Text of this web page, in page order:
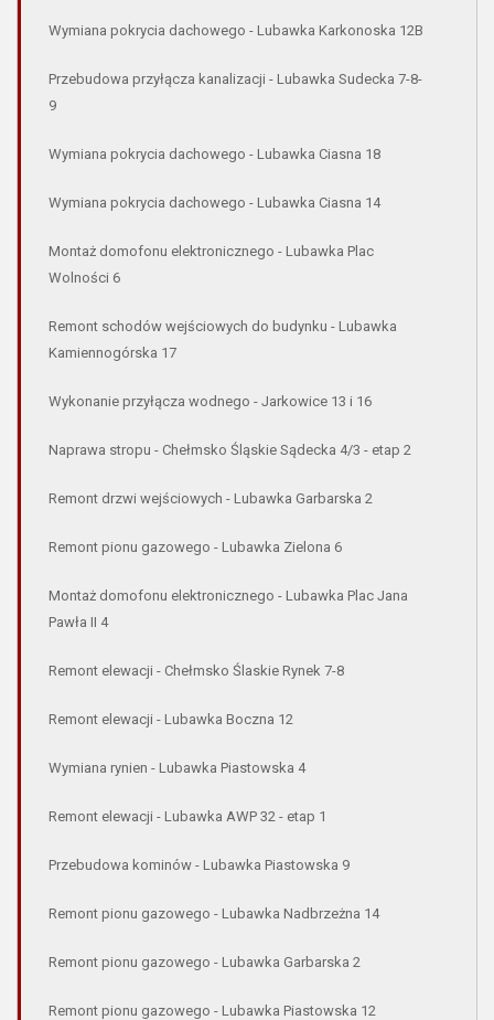
Wymiana pokrycia dachowego - Lubawka Karkonoska 12B
Przebudowa przyłącza kanalizacji - Lubawka Sudecka 7-8-
9
Wymiana pokrycia dachowego - Lubawka Ciasna 18
Wymiana pokrycia dachowego - Lubawka Ciasna 14
Montaż domofonu elektronicznego - Lubawka Plac
Wolności 6
Remont schodów wejściowych do budynku - Lubawka
Kamiennogórska 17
Wykonanie przyłącza wodnego - Jarkowice 13 i 16
Naprawa stropu - Chełmsko Śląskie Sądecka 4/3 - etap 2
Remont drzwi wejściowych - Lubawka Garbarska 2
Remont pionu gazowego - Lubawka Zielona 6
Montaż domofonu elektronicznego - Lubawka Plac Jana
Pawła II 4
Remont elewacji - Chełmsko Ślaskie Rynek 7-8
Remont elewacji - Lubawka Boczna 12
Wymiana rynien - Lubawka Piastowska 4
Remont elewacji - Lubawka AWP 32 - etap 1
Przebudowa kominów - Lubawka Piastowska 9
Remont pionu gazowego - Lubawka Nadbrzeżna 14
Remont pionu gazowego - Lubawka Garbarska 2
Remont pionu gazowego - Lubawka Piastowska 12